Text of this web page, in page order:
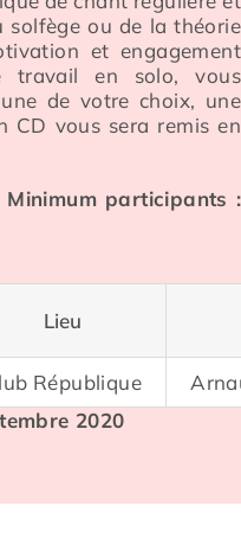
solfègeou de la théorie
et engagement
travail en solo, vous
de votre choix, une
CD vous sera remis en
participants :
Lieu
République
2020